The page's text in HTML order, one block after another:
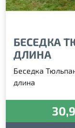
БЕСЕДКА
ДЛИНА
Беседка
длина